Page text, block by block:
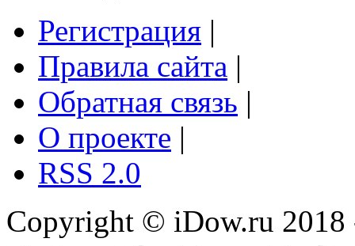
Регистрация |
Правила сайта |
Обратная связь |
О проекте |
RSS 2.0
Copyright © iDow.ru 2018